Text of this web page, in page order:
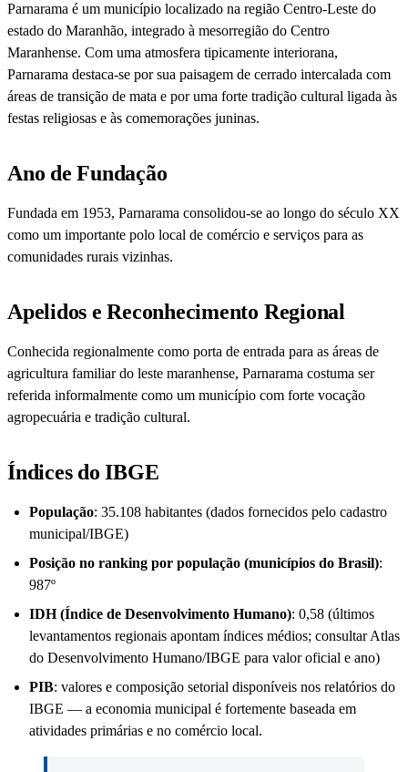
Parnarama é um município localizado na região Centro-Leste do
estado do Maranhão, integrado à mesorregião do Centro
Maranhense. Com uma atmosfera tipicamente interiorana,
Parnarama destaca-se por sua paisagem de cerrado intercalada com
áreas de transição de mata e por uma forte tradição cultural ligada às
festas religiosas e às comemorações juninas.
Ano de Fundação
Fundada em 1953, Parnarama consolidou-se ao longo do século XX
como um importante polo local de comércio e serviços para as
comunidades rurais vizinhas.
Apelidos e Reconhecimento Regional
Conhecida regionalmente como porta de entrada para as áreas de
agricultura familiar do leste maranhense, Parnarama costuma ser
referida informalmente como um município com forte vocação
agropecuária e tradição cultural.
Índices do IBGE
População: 35.108 habitantes (dados fornecidos pelo cadastro
municipal/IBGE)
Posição no ranking por população (municípios do Brasil):
987º
IDH (Índice de Desenvolvimento Humano): 0,58 (últimos
levantamentos regionais apontam índices médios; consultar Atlas
do Desenvolvimento Humano/IBGE para valor oficial e ano)
PIB: valores e composição setorial disponíveis nos relatórios do
IBGE — a economia municipal é fortemente baseada em
atividades primárias e no comércio local.